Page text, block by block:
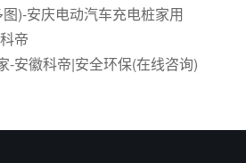
)-安庆电动汽车充电桩家用
帝
-安徽科帝|安全环保(在线咨询)